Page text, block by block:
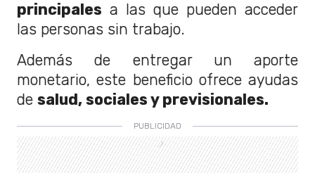
principales a las que pueden acceder
las personas sin trabajo.
Además de entregar un aporte
monetario, este beneficio ofrece ayudas
de salud, sociales y previsionales.